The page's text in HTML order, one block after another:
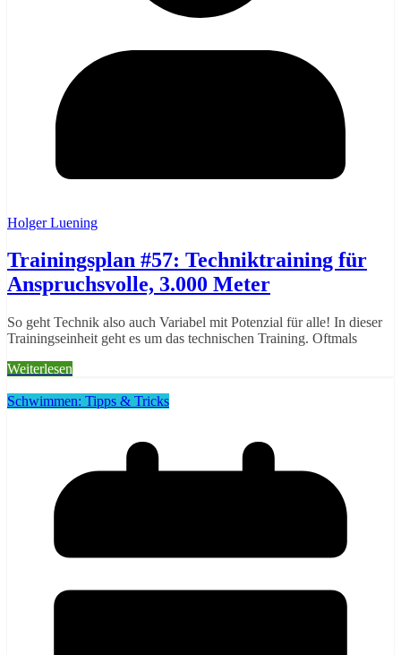
Holger Luening
Trainingsplan #57: Techniktraining für
Anspruchsvolle, 3.000 Meter
So geht Technik also auch Variabel mit Potenzial für alle! In dieser
Trainingseinheit geht es um das technischen Training. Oftmals
Weiterlesen
Schwimmen: Tipps & Tricks